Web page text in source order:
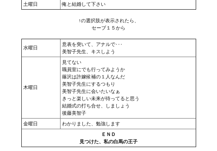
土曜日
俺と結婚して下さい
↑の選択肢が表示されたら、
セーブ１５から
水曜日
意表を突いて、アナルで･･･
美智子先生、キスしよう
木曜日
見てない
職員室にでも行ってみようか
篠沢は許嫁候補の１人なんだ
美智子先生にするつもり
美智子先生に会いたいなぁ
きっと楽しい未来が待ってると思う
結婚式の打ち合せ、しましょう
後藤美智子
金曜日
わかりました、勉強します
ＥＮＤ
見つけた、私の白馬の王子